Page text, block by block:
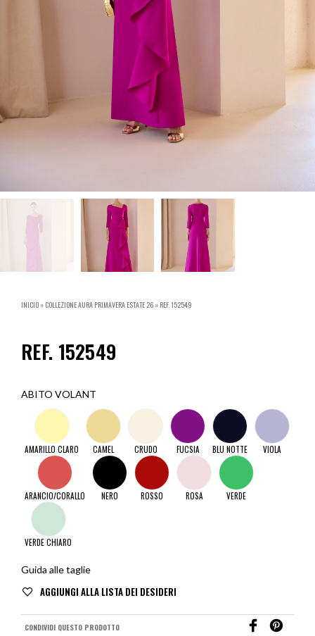
INICIO » COLLEZIONE AURA PRIMAVERA ESTATE 26 » REF. 152549
REF. 152549
ABITO VOLANT
AMARILLO CLARO CAMEL CRUDO FUCSIA BLU NOTTE VIOLA
ARANCIO/CORALLO NERO ROSSO ROSA VERDE
VERDE CHIARO
Guida alle taglie
CONDIVIDI QUESTO PRODOTTO